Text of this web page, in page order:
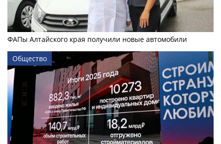
ФАПы Алтайского края получили новые автомобили
Общество